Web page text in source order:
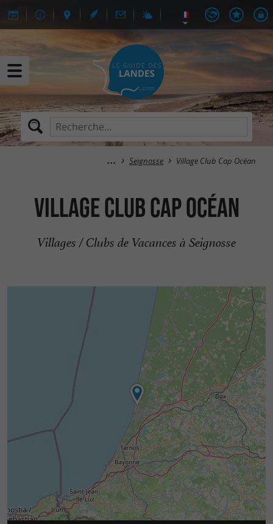
Seignosse Village Club Cap Océan
Village Club Cap Océan
Villages / Clubs de Vacances à Seignosse